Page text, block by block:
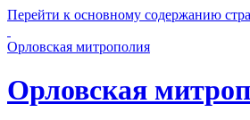
Перейти к основному содержанию
Орловская митрополия
Орловская